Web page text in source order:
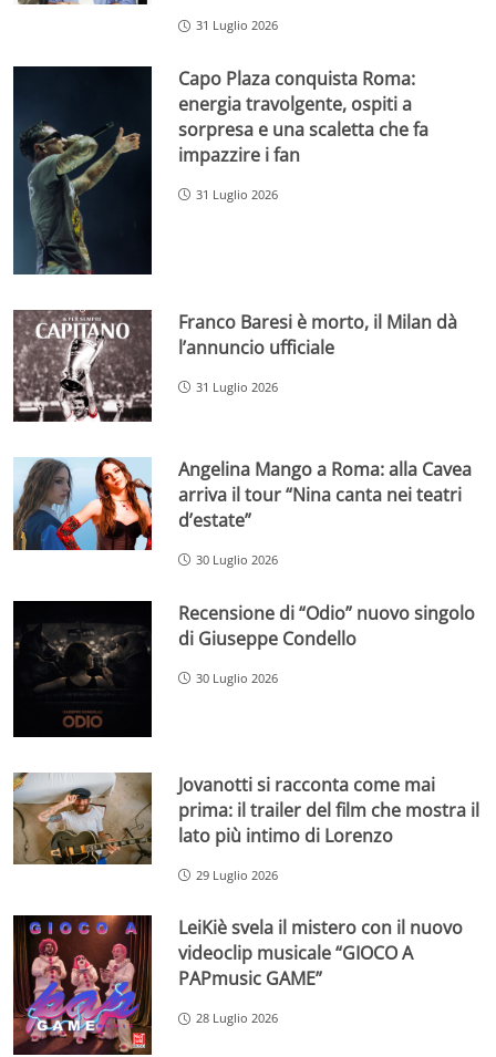
31 Luglio 2026
Capo Plaza conquista Roma:
energia travolgente, ospiti a
sorpresa e una scaletta che fa
impazzire i fan
31 Luglio 2026
Franco Baresi è morto, il Milan dà
l’annuncio ufficiale
31 Luglio 2026
Angelina Mango a Roma: alla Cavea
arriva il tour “Nina canta nei teatri
d’estate”
30 Luglio 2026
Recensione di “Odio” nuovo singolo
di Giuseppe Condello
30 Luglio 2026
Jovanotti si racconta come mai
prima: il trailer del film che mostra il
lato più intimo di Lorenzo
29 Luglio 2026
LeiKiè svela il mistero con il nuovo
videoclip musicale “GIOCO A
PAPmusic GAME”
28 Luglio 2026